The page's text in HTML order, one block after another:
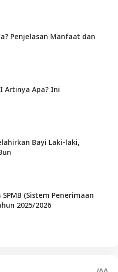
Penjelasan Manfaat dan
Artinya Apa? Ini
Bayi Laki-laki,
(Sistem Penerimaan
2025/2026